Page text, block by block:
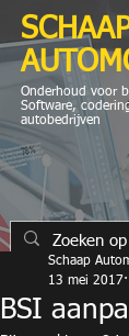
Onderhoud voor
Software,
autobedrijven
BSI
Schaap
13 mei 2017